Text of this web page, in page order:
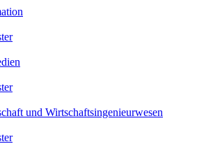
und Wirtschaftsingenieurwesen